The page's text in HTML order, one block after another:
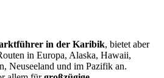
in der Karibik, bietet aber
in Europa, Alaska, Hawaii,
Neuseeland und im Pazifik an.